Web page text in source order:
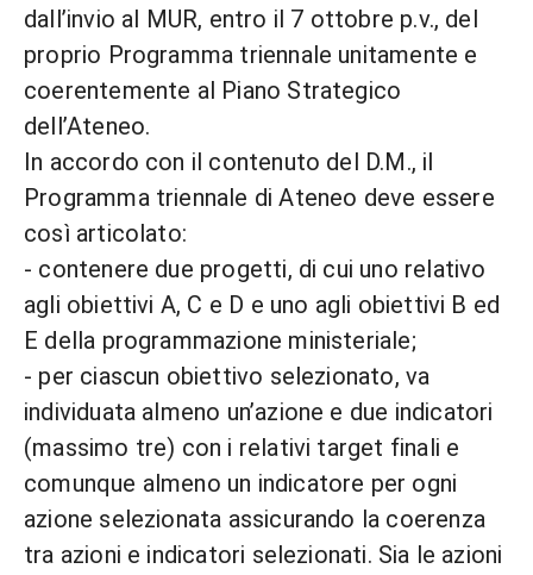
dall’invio al MUR, entro il 7 ottobre p.v., del
proprio Programma triennale unitamente e
coerentemente al Piano Strategico
dell’Ateneo.
In accordo con il contenuto del D.M., il
Programma triennale di Ateneo deve essere
così articolato:
- contenere due progetti, di cui uno relativo
agli obiettivi A, C e D e uno agli obiettivi B ed
E della programmazione ministeriale;
- per ciascun obiettivo selezionato, va
individuata almeno un’azione e due indicatori
(massimo tre) con i relativi target finali e
comunque almeno un indicatore per ogni
azione selezionata assicurando la coerenza
tra azioni e indicatori selezionati. Sia le azioni